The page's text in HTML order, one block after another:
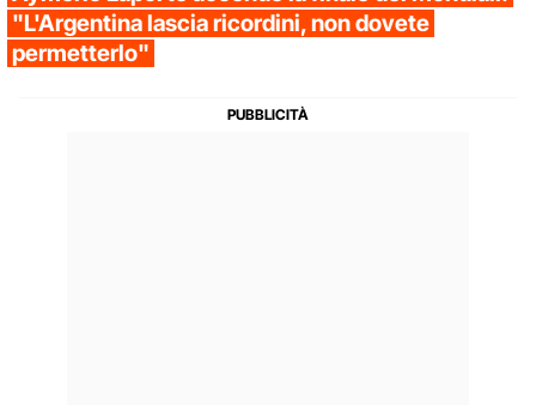
"L'Argentina lascia ricordini, non dovete
permetterlo"